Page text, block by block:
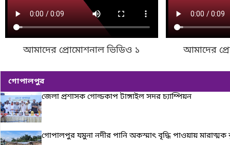
আমাদের প্রোমোশনাল ভিডিও ১ আমাদের
গোপালপুর
জেলা প্রশাসক গোল্ডকাপ টাঙ্গাইল সদর চ্যাম্পিয়ন
গোপালপুর যমুনা নদীর পানি অকস্মাৎ বৃদ্ধি পাওয়ায় মারাত্মক